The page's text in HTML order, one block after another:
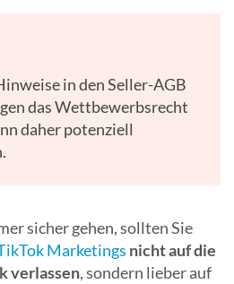
in den Seller-AGB
das Wettbewerbsrecht
daher potenziell
sicher gehen, sollten Sie
Marketings nicht auf die
verlassen, sondern lieber auf